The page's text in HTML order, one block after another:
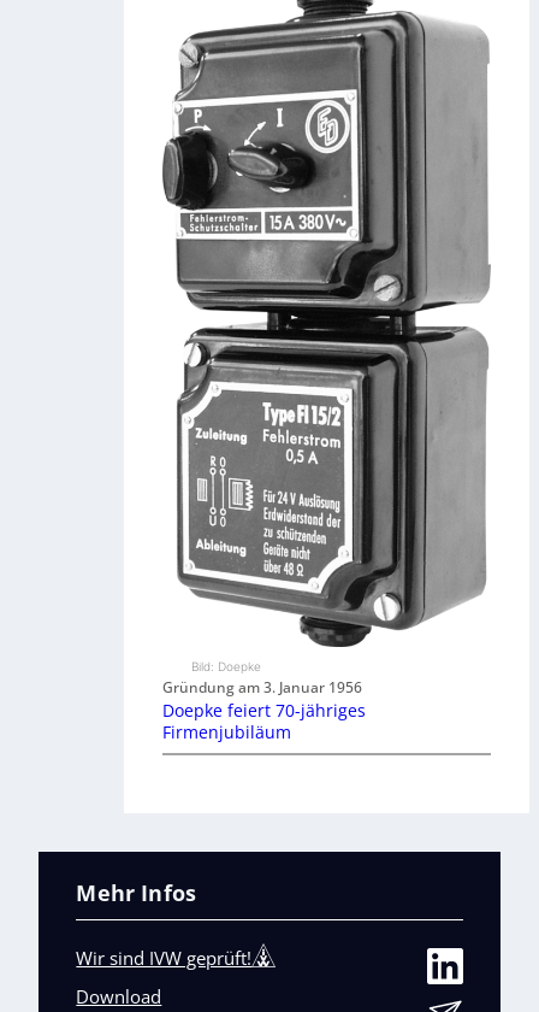
Bild: Doepke
Gründung am 3. Januar 1956
Doepke feiert 70-jähriges
Firmenjubiläum
Mehr Infos
Wir sind IVW geprüft!
Download